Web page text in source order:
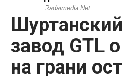
завод GTL
на грани